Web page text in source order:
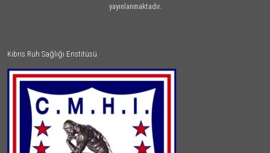
yayınlanmaktadır.
Kıbrıs Ruh Sağlığı Enstitüsü